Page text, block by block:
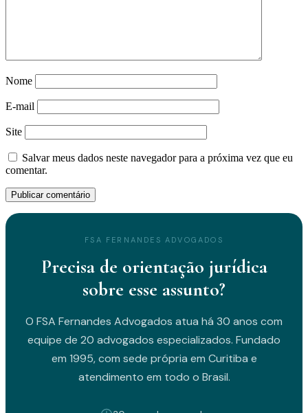
Nome
E-mail
Site
Salvar meus dados neste navegador para a próxima vez que eu
comentar.
FSA FERNANDES ADVOGADOS
Precisa de orientação jurídica
sobre esse assunto?
O FSA Fernandes Advogados atua há 30 anos com
equipe de 20 advogados especializados. Fundado
em 1995, com sede própria em Curitiba e
atendimento em todo o Brasil.